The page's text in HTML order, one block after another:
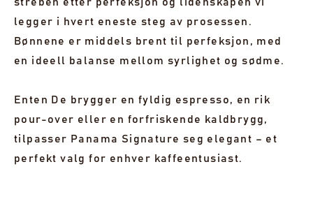
streben etter perfeksjon og lidenskapen vi
legger i hvert eneste steg av prosessen.
Bønnene er middels brent til perfeksjon, med
en ideell balanse mellom syrlighet og sødme.
Enten De brygger en fyldig espresso, en rik
pour-over eller en forfriskende kaldbrygg,
tilpasser Panama Signature seg elegant – et
perfekt valg for enhver kaffeentusiast.